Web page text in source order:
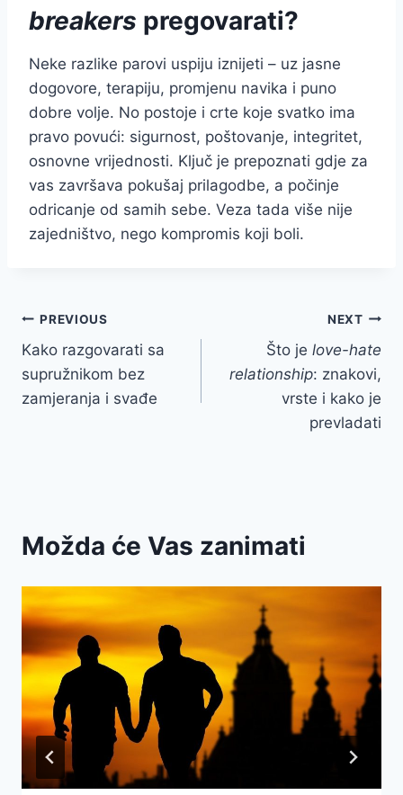
breakers pregovarati?
Neke razlike parovi uspiju iznijeti – uz jasne
dogovore, terapiju, promjenu navika i puno
dobre volje. No postoje i crte koje svatko ima
pravo povući: sigurnost, poštovanje, integritet,
osnovne vrijednosti. Ključ je prepoznati gdje za
vas završava pokušaj prilagodbe, a počinje
odricanje od samih sebe. Veza tada više nije
zajedništvo, nego kompromis koji boli.
Post
navigation
PREVIOUS
Kako razgovarati sa
supružnikom bez
zamjeranja i svađe
NEXT
Što je love-hate
relationship: znakovi,
vrste i kako je
prevladati
Možda će Vas zanimati